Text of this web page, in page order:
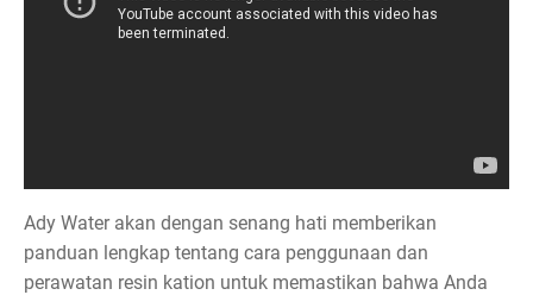
Ady Water akan dengan senang hati memberikan
panduan lengkap tentang cara penggunaan dan
perawatan resin kation untuk memastikan bahwa Anda